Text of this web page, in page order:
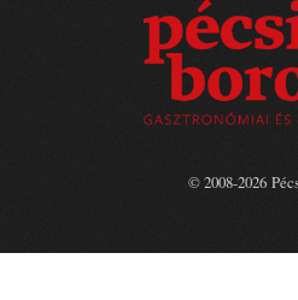
© 2008-2026